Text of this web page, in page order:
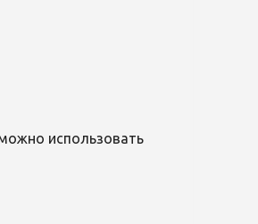
использовать